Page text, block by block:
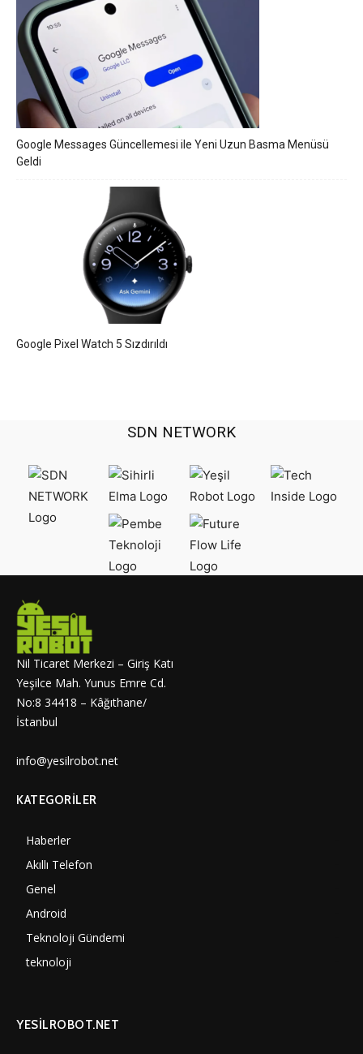
Google Messages Güncellemesi ile Yeni Uzun Basma Menüsü
Geldi
Google Pixel Watch 5 Sızdırıldı
SDN NETWORK
Nil Ticaret Merkezi – Giriş Katı
Yeşilce Mah. Yunus Emre Cd.
No:8 34418 – Kâğıthane/
İstanbul
info@yesilrobot.net
KATEGORILER
Haberler
Akıllı Telefon
Genel
Android
Teknoloji Gündemi
teknoloji
YESİLROBOT.NET